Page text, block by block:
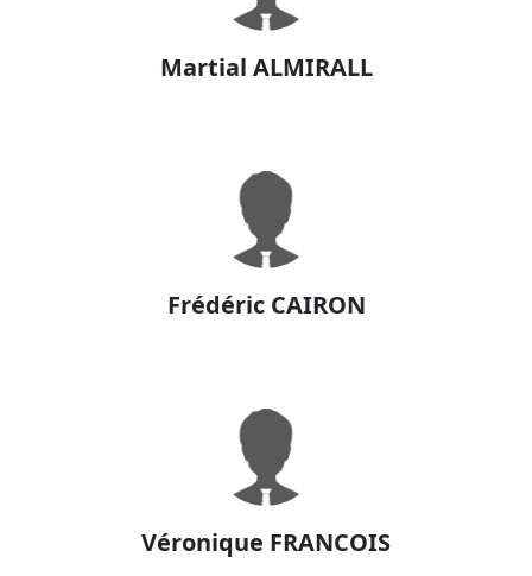
Martial ALMIRALL
Frédéric CAIRON
Véronique FRANCOIS